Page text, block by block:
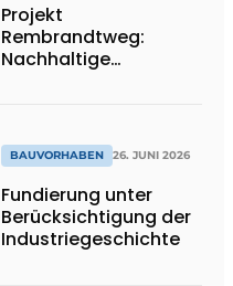
Projekt
Rembrandtweg:
Nachhaltige
Haustechnik
BAUVORHABEN 26. JUNI 2026
Fundierung unter
Berücksichtigung der
Industriegeschichte